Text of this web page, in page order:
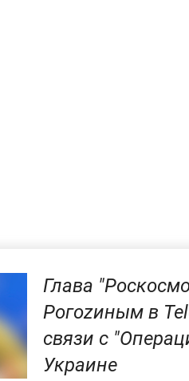
Глава
Рогоzиным в
связи с
Украине